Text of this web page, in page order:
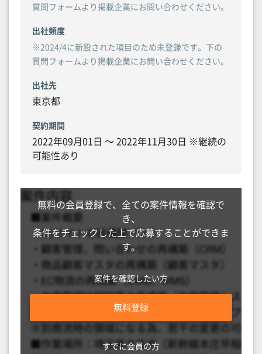
質問フォームより掲載企業にお問い合わせください。
出社頻度
※2024/4に新設された項目のため未登録です。下の
質問フォームより掲載企業にお問い合わせください。
出社先
東京都
契約期間
2022年09月01日 〜 2022年11月30日 ※継続の
可能性あり
無料の会員登録で、全ての案件情報を確認で
き、
条件をチェックした上で応募することができま
す。
案件を確認したい方
無料登録
すでに会員の方